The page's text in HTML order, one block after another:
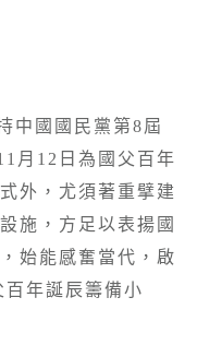
中國國民黨第8屆
月12日為國父百年
外，尤須著重擘建
施，方足以表揚國
始能感奮當代，啟
年誕辰籌備小